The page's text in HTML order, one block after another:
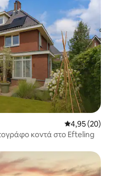
Μέση
4,95 (20)
κοντά στο Efteling